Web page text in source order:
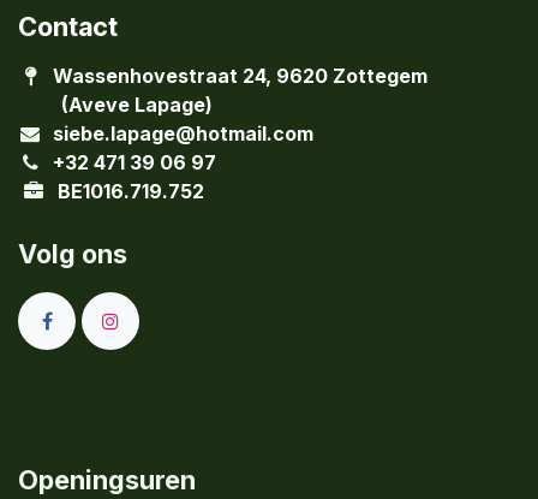
Contact
Wassenhovestraat 24, 9620 Zottegem
(Aveve Lapage)
siebe.lapage@hotmail.com
+32 471 39 06 97
BE1016.719.752
Volg ons
Openingsuren